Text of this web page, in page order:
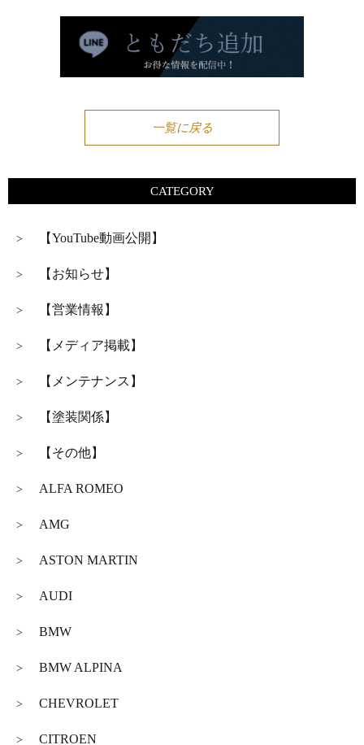
一覧に戻る
CATEGORY
> 【YouTube動画公開】
> 【お知らせ】
> 【営業情報】
> 【メディア掲載】
> 【メンテナンス】
> 【塗装関係】
> 【その他】
> ALFA ROMEO
> AMG
> ASTON MARTIN
> AUDI
> BMW
> BMW ALPINA
> CHEVROLET
> CITROEN